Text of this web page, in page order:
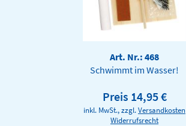
Art. Nr.: 468
Schwimmt im Wasser!
Preis 14,95 €
inkl. MwSt., zzgl.Versandkosten
Widerrufsrecht